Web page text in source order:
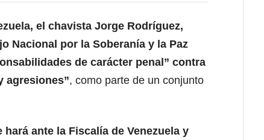
el chavista Jorge Rodríguez,
Nacional por la Soberanía y la Paz
de carácter penal” contra
agresiones”, como parte de un conjunto
ante la Fiscalía de Venezuela y